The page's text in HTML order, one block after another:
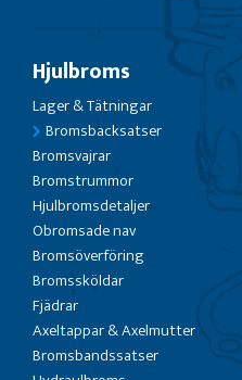
Hjulbroms
Lager & Tätningar
Bromsbacksatser
Bromsvajrar
Bromstrummor
Hjulbromsdetaljer
Obromsade nav
Bromsöverföring
Bromssköldar
Fjädrar
Axeltappar & Axelmutter
Bromsbandssatser